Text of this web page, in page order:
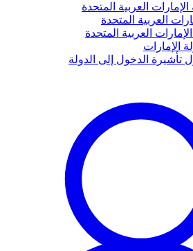
العربية المتحدة
العربية المتحدة
العربية المتحدة
الإمارات
تأشيرة الدخول إلى الدولة